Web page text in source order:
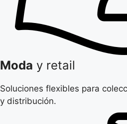
Moda y retail
Soluciones flexibles para
y distribución.